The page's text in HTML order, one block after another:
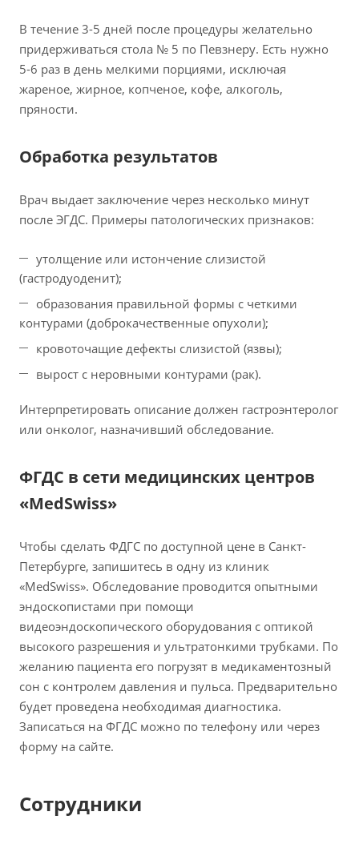
В течение 3-5 дней после процедуры желательно
придерживаться стола № 5 по Певзнеру. Есть нужно
5-6 раз в день мелкими порциями, исключая
жареное, жирное, копченое, кофе, алкоголь,
пряности.
Обработка результатов
Врач выдает заключение через несколько минут
после ЭГДС. Примеры патологических признаков:
утолщение или истончение слизистой
(гастродуоденит);
образования правильной формы с четкими
контурами (доброкачественные опухоли);
кровоточащие дефекты слизистой (язвы);
вырост с неровными контурами (рак).
Интерпретировать описание должен гастроэнтеролог
или онколог, назначивший обследование.
ФГДС в сети медицинских центров
«MedSwiss»
Чтобы сделать ФДГС по доступной цене в Санкт-
Петербурге, запишитесь в одну из клиник
«MedSwiss». Обследование проводится опытными
эндоскопистами при помощи
видеоэндоскопического оборудования с оптикой
высокого разрешения и ультратонкими трубками. По
желанию пациента его погрузят в медикаментозный
сон с контролем давления и пульса. Предварительно
будет проведена необходимая диагностика.
Записаться на ФГДС можно по телефону или через
форму на сайте.
Сотрудники